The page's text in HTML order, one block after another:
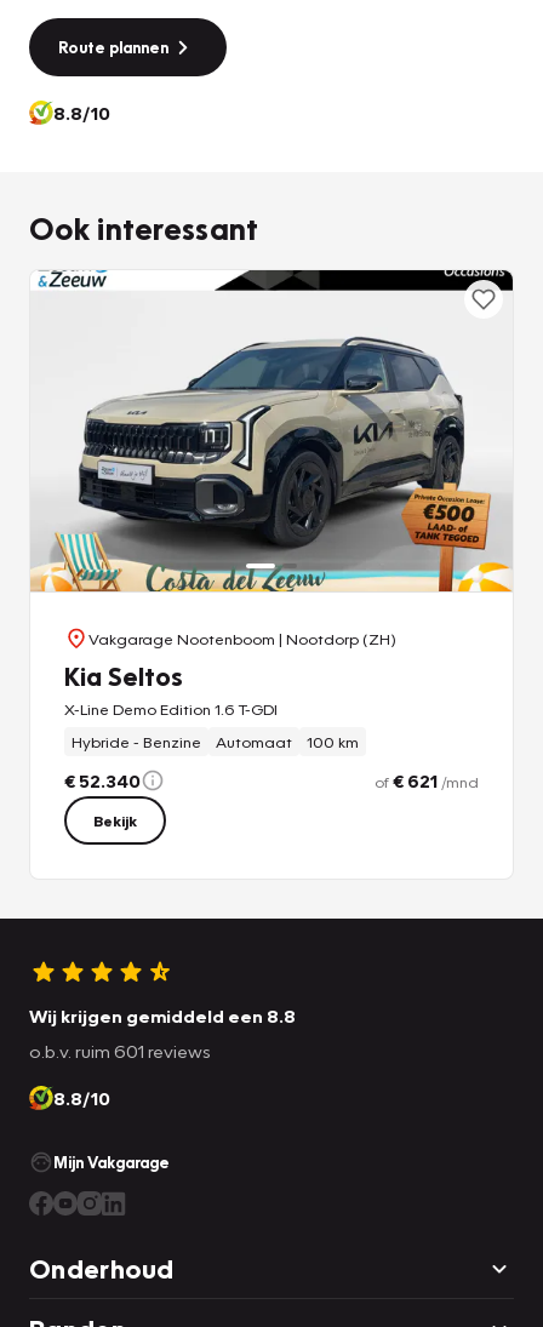
Route plannen
8.8/10
Ook interessant
Vakgarage Nootenboom | Nootdorp (ZH)
Kia Seltos
X-Line Demo Edition 1.6 T-GDI
Hybride - Benzine
Automaat 100 km
€ 52.340 of€ 621 /mnd
Bekijk
Wij krijgen gemiddeld een 8.8
o.b.v. ruim 601 reviews
8.8/10
Mijn Vakgarage
Onderhoud